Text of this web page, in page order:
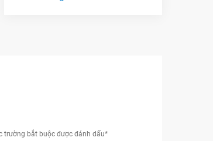
trường bắt buộc được đánh dấu*